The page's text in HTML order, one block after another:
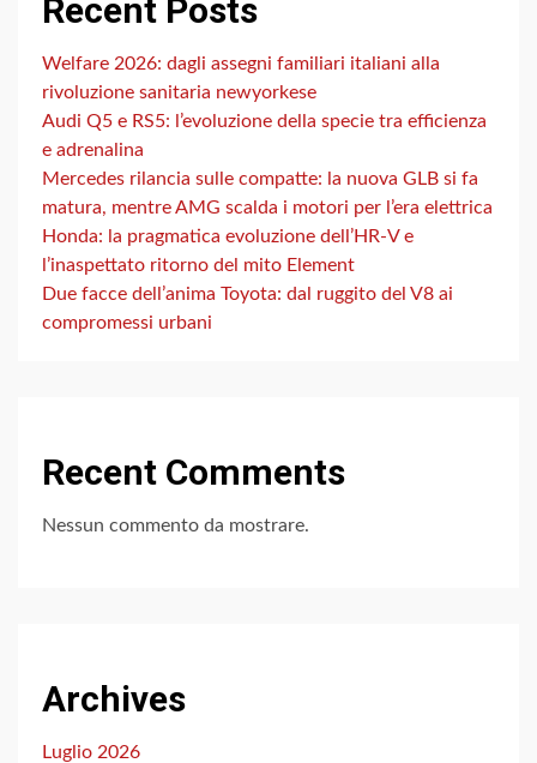
Recent Posts
Welfare 2026: dagli assegni familiari italiani alla
rivoluzione sanitaria newyorkese
Audi Q5 e RS5: l’evoluzione della specie tra efficienza
e adrenalina
Mercedes rilancia sulle compatte: la nuova GLB si fa
matura, mentre AMG scalda i motori per l’era elettrica
Honda: la pragmatica evoluzione dell’HR-V e
l’inaspettato ritorno del mito Element
Due facce dell’anima Toyota: dal ruggito del V8 ai
compromessi urbani
Recent Comments
Nessun commento da mostrare.
Archives
Luglio 2026